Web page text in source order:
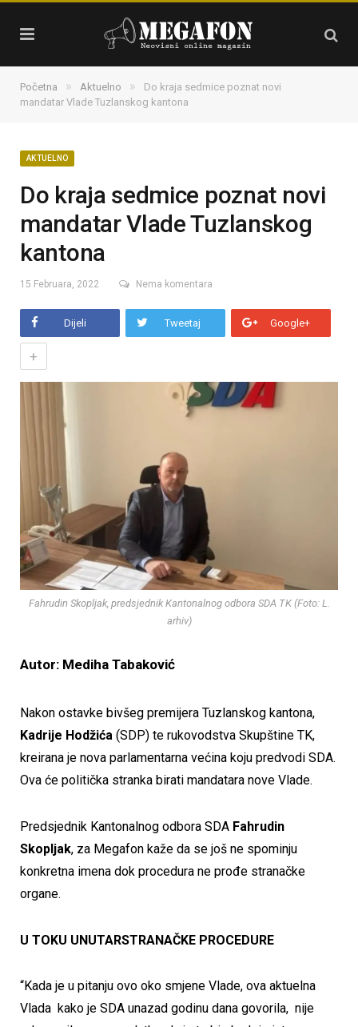
Početna » Aktuelno »
Do kraja sedmice poznat novi
mandatar Vlade Tuzlanskog kantona
AKTUELNO
Do kraja sedmice poznat novi
mandatar Vlade Tuzlanskog
kantona
15 Februara, 2022 Nema komentara
Dijeli Tweetaj Google+
+
Fahrudin Skopljak, predsjednik Kantonalnog odbora SDA TK (Foto: L.
arhiv)
Autor: Mediha Tabaković
Nakon ostavke bivšeg premijera Tuzlanskog kantona,
Kadrije Hodžića (SDP) te rukovodstva Skupštine TK,
kreirana je nova parlamentarna većina koju predvodi SDA.
Ova će politička stranka birati mandatara nove Vlade.
Predsjednik Kantonalnog odbora SDA Fahrudin
Skopljak, za Megafon kaže da se još ne spominju
konkretna imena dok procedura ne prođe stranačke
organe.
U TOKU UNUTARSTRANAČKE PROCEDURE
“Kada je u pitanju ovo oko smjene Vlade, ova aktuelna
Vlada kako je SDA unazad godinu dana govorila, nije